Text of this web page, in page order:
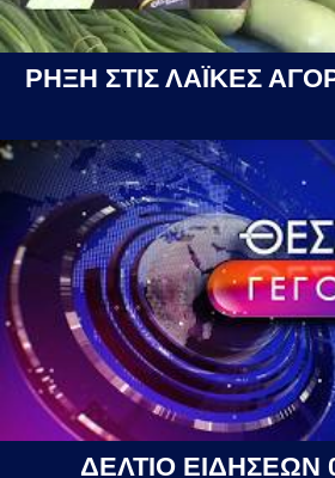
ΡΗΞΗ ΣΤΙΣ ΛΑΪΚΕΣ
ΔΕΛΤΙΟ ΕΙΔΗΣΕΩΝ